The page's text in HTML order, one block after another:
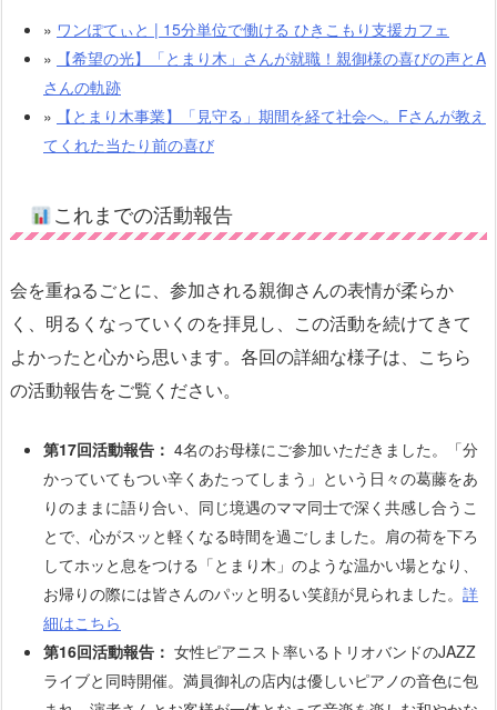
» ワンぽてぃと | 15分単位で働ける ひきこもり支援カフェ
»
【希望の光】「とまり木」さんが就職！親御様の喜びの声とA
さんの軌跡
»
【とまり木事業】「見守る」期間を経て社会へ。Fさんが教え
てくれた当たり前の喜び
これまでの活動報告
会を重ねるごとに、参加される親御さんの表情が柔らか
く、明るくなっていくのを拝見し、この活動を続けてきて
よかったと心から思います。各回の詳細な様子は、こちら
の活動報告をご覧ください。
第17回活動報告： 4名のお母様にご参加いただきました。「分
かっていてもつい辛くあたってしまう」という日々の葛藤をあ
りのままに語り合い、同じ境遇のママ同士で深く共感し合うこ
とで、心がスッと軽くなる時間を過ごしました。肩の荷を下ろ
してホッと息をつける「とまり木」のような温かい場となり、
お帰りの際には皆さんのパッと明るい笑顔が見られました。 詳
細はこちら
第16回活動報告： 女性ピアニスト率いるトリオバンドのJAZZ
ライブと同時開催。満員御礼の店内は優しいピアノの音色に包